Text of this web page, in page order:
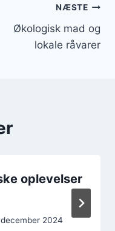
NÆSTE
Økologisk mad og
lokale råvarer
oplevelser
december 2024